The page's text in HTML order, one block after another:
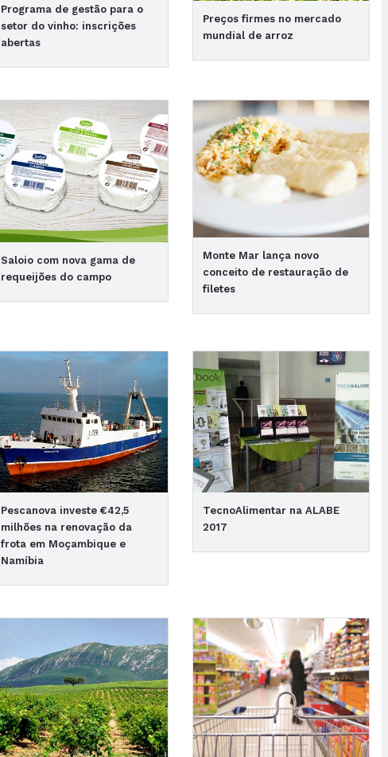
Programa de gestão para o
setor do vinho: inscrições
abertas
Preços firmes no mercado
mundial de arroz
Saloio com nova gama de
requeijões do campo
Monte Mar lança novo
conceito de restauração de
filetes
Pescanova investe €42,5
milhões na renovação da
frota em Moçambique e
Namíbia
TecnoAlimentar na ALABE
2017